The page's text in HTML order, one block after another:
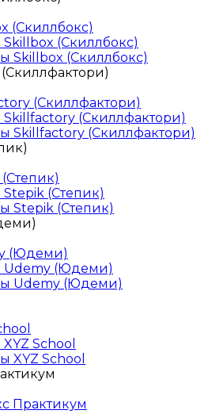
(Скиллбокс)
(Скиллбокс)
Skillbox (Скиллбокс)
(Скиллфактори)
Skillfactory (Скиллфактори)
Skillfactory (Скиллфактори)
(Степик)
Stepik (Степик)
(Юдеми)
Udemy (Юдеми)
Udemy (Юдеми)
School
XYZ School
Практикум